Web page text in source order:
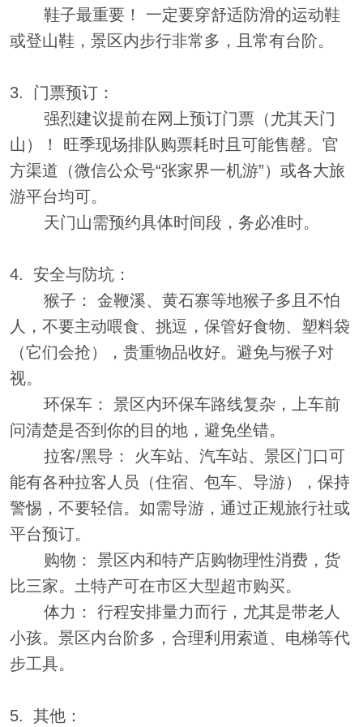
鞋子最重要！ 一定要穿舒适防滑的运动鞋
或登山鞋，景区内步行非常多，且常有台阶。
3. 门票预订：
强烈建议提前在网上预订门票（尤其天门
山）！ 旺季现场排队购票耗时且可能售罄。官
方渠道（微信公众号“张家界一机游”）或各大旅
游平台均可。
天门山需预约具体时间段，务必准时。
4. 安全与防坑：
猴子： 金鞭溪、黄石寨等地猴子多且不怕
人，不要主动喂食、挑逗，保管好食物、塑料袋
（它们会抢），贵重物品收好。避免与猴子对
视。
环保车： 景区内环保车路线复杂，上车前
问清楚是否到你的目的地，避免坐错。
拉客/黑导： 火车站、汽车站、景区门口可
能有各种拉客人员（住宿、包车、导游），保持
警惕，不要轻信。如需导游，通过正规旅行社或
平台预订。
购物： 景区内和特产店购物理性消费，货
比三家。土特产可在市区大型超市购买。
体力： 行程安排量力而行，尤其是带老人
小孩。景区内台阶多，合理利用索道、电梯等代
步工具。
5. 其他：